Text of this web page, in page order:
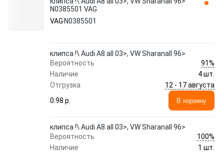
N0385501 VAG
VAG N0385501
клипса !\ Audi A8 all 03>, VW Sharanall 96>
Вероятность
91%
Наличие
4 шт.
Отгрузка
12 - 17 августа
0.98 p.
В корзину
клипса !\ Audi A8 all 03>, VW Sharanall 96>
Вероятность
100%
Наличие
1 шт.